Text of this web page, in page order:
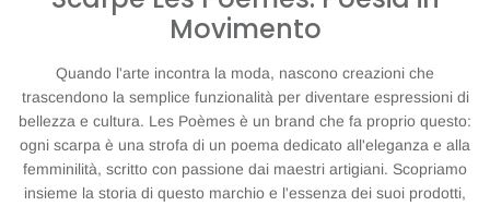
Movimento
Quando l'arte incontra la moda, nascono creazioni che
trascendono la semplice funzionalità per diventare espressioni di
bellezza e cultura. Les Poèmes è un brand che fa proprio questo:
ogni scarpa è una strofa di un poema dedicato all'eleganza e alla
femminilità, scritto con passione dai maestri artigiani. Scopriamo
insieme la storia di questo marchio e l'essenza dei suoi prodotti,